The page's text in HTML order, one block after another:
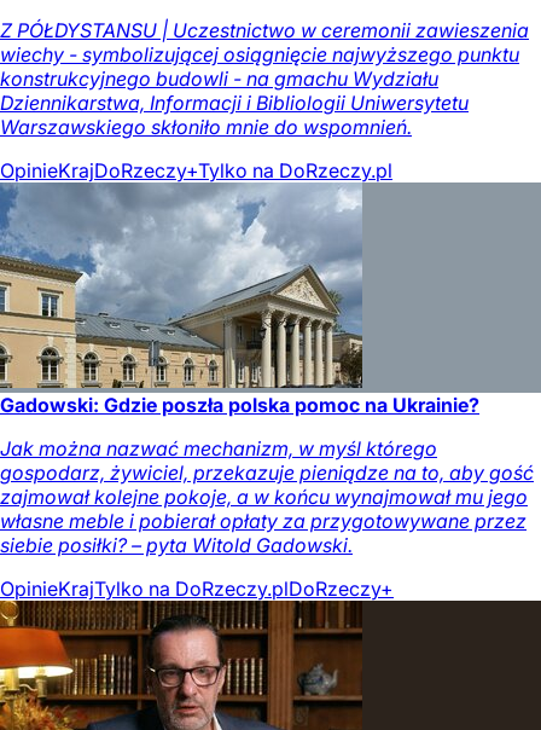
Z PÓŁDYSTANSU | Uczestnictwo w ceremonii zawieszenia
wiechy - symbolizującej osiągnięcie najwyższego punktu
konstrukcyjnego budowli - na gmachu Wydziału
Dziennikarstwa, Informacji i Bibliologii Uniwersytetu
Warszawskiego skłoniło mnie do wspomnień.
OpinieKrajDoRzeczy+Tylko na DoRzeczy.pl
Gadowski: Gdzie poszła polska pomoc na Ukrainie?
Jak można nazwać mechanizm, w myśl którego
gospodarz, żywiciel, przekazuje pieniądze na to, aby gość
zajmował kolejne pokoje, a w końcu wynajmował mu jego
własne meble i pobierał opłaty za przygotowywane przez
siebie posiłki? – pyta Witold Gadowski.
OpinieKrajTylko na DoRzeczy.plDoRzeczy+